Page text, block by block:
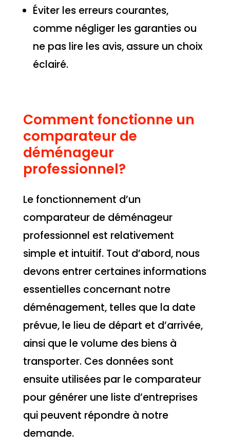
Éviter les erreurs courantes,
comme négliger les garanties ou
ne pas lire les avis, assure un choix
éclairé.
Comment fonctionne un
comparateur de
déménageur
professionnel?
Le fonctionnement d’un
comparateur de déménageur
professionnel est relativement
simple et intuitif. Tout d’abord, nous
devons entrer certaines informations
essentielles concernant notre
déménagement, telles que la date
prévue, le lieu de départ et d’arrivée,
ainsi que le volume des biens à
transporter. Ces données sont
ensuite utilisées par le comparateur
pour générer une liste d’entreprises
qui peuvent répondre à notre
demande.